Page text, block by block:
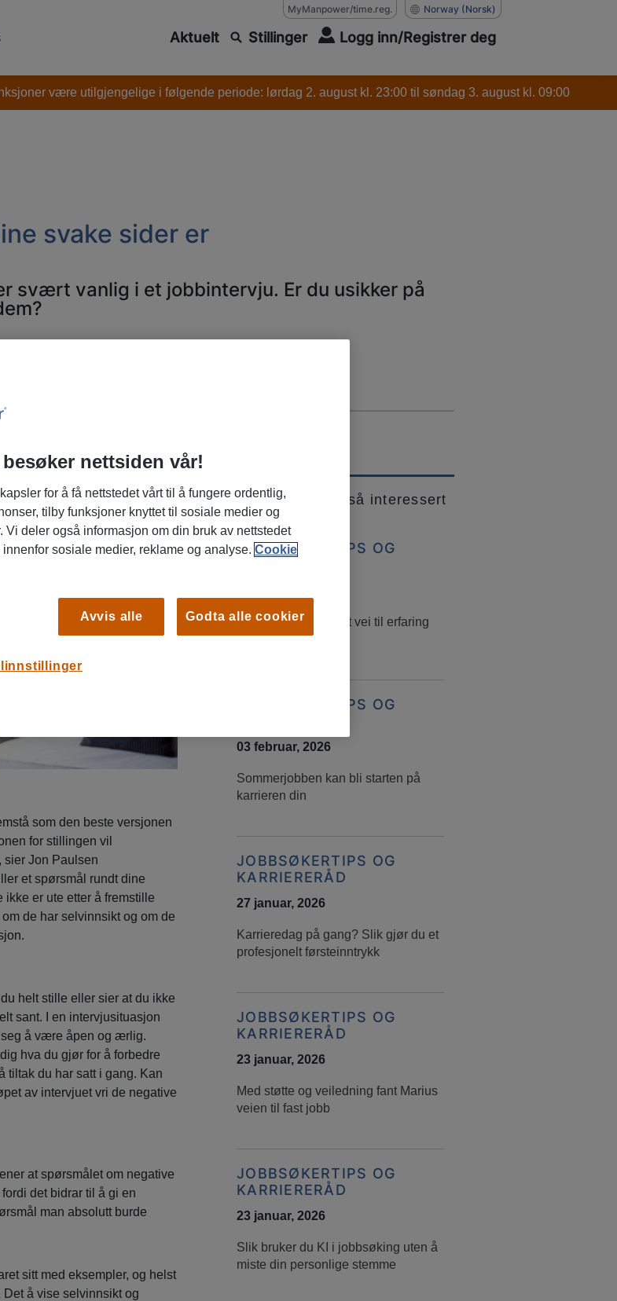
MyManpower/time.reg. Norway (Norsk)
Aktuelt Stillinger Logg inn/Registrer deg
være utilgjengelige i følgende periode: lørdag 2. august kl. 23:00 til søndag 3. august kl. 09:00
svake sider er
svært vanlig i et jobbintervju. Er du usikker på
og her er våre
gode svar.
som den beste versjonen
for stillingen vil
sier Jon Paulsen
et spørsmål rundt dine
er ute etter å fremstille
de har selvinnsikt og om de
helt stille eller sier at du ikke
sant. I en intervjusituasjon
seg å være åpen og ærlig.
hva du gjør for å forbedre
tiltak du har satt i gang. Kan
av intervjuet vri de negative
at spørsmålet om negative
det bidrar til å gi en
man absolutt burde
sitt med eksempler, og helst
å vise selvinnsikt og
Du er kanskje også interessert
i
JOBBSØKERTIPS OG
Vikarjobb – en smart vei til erfaring
og jobbmuligheter
JOBBSØKERTIPS OG
03 februar, 2026
Sommerjobben kan bli starten på
karrieren din
JOBBSØKERTIPS OG
KARRIERERÅD
27 januar, 2026
Karrieredag på gang? Slik gjør du et
profesjonelt førsteinntrykk
JOBBSØKERTIPS OG
KARRIERERÅD
23 januar, 2026
Med støtte og veiledning fant Marius
veien til fast jobb
JOBBSØKERTIPS OG
KARRIERERÅD
23 januar, 2026
Slik bruker du KI i jobbsøking uten å
miste din personlige stemme
nettsiden vår!
for å få nettstedet vårt til å fungere ordentlig,
tilby funksjoner knyttet til sosiale medier og
Vi deler også informasjon om din bruk av nettstedet
innenfor sosiale medier, reklame og analyse.Cookie
Avvis alle Godta alle cookier